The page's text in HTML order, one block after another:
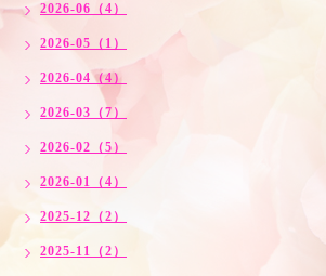
2026-06（4）
2026-05（1）
2026-04（4）
2026-03（7）
2026-02（5）
2026-01（4）
2025-12（2）
2025-11（2）